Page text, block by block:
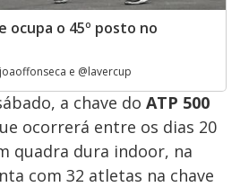
o 45º posto no
e @lavercup
a chave do ATP 500
ocorrerá entre os dias 20
quadra dura indoor, na
com 32 atletas na chave